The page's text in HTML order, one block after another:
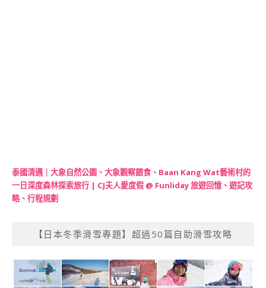
泰國清邁｜大象自然公園、大象觀察餵食、Baan Kang Wat藝術村的
一日深度森林探索旅行 | CJ夫人愛度假 @ Funliday 旅遊回憶、遊記攻
略、行程規劃
【日本冬季滑雪專題】超過50篇自助滑雪攻略